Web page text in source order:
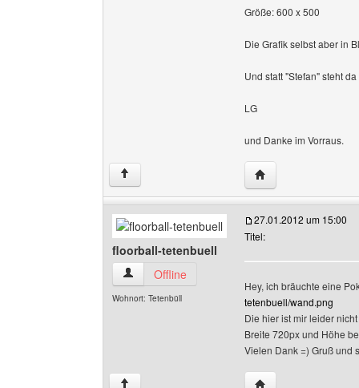
Größe: 600 x 500
Die Grafik selbst aber in
Und statt "Stefan" steht
LG
und Danke im Vorraus.
↑ Website dieses
floorball-tetenbuell
floorball-tetenbuell Benutzer-Profile anzeigen
Offline
Wohnort: Tetenbüll
27.01.2012 um 15:00
Titel:
Hey, ich bräuchte eine
tetenbuell/wand.png
Die hier ist mir leider
Breite 720px und Höhe
Vielen Dank =) Gruß und
↑ Website dieses